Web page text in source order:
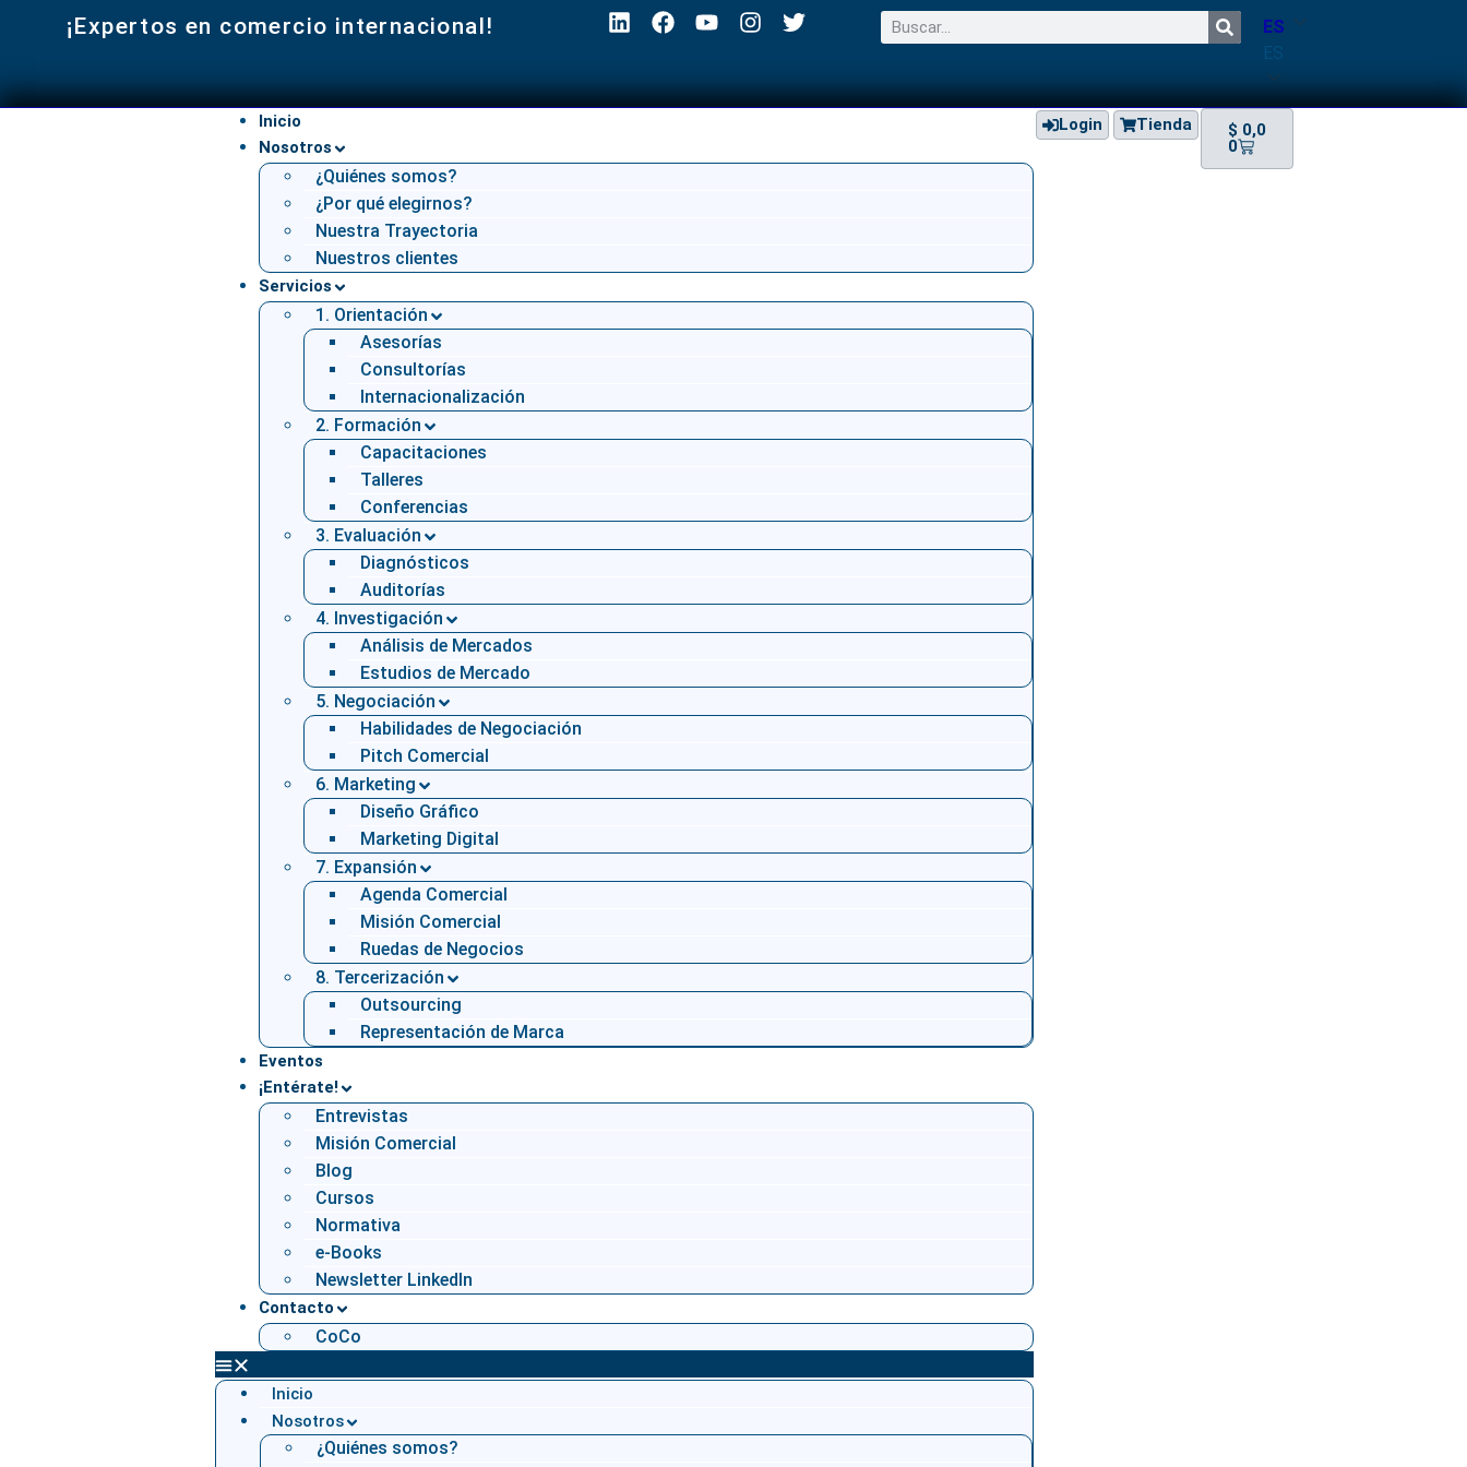
¡Expertos en comercio internacional!
ES
ES
Inicio
Nosotros
¿Quiénes somos?
¿Por qué elegirnos?
Nuestra Trayectoria
Nuestros clientes
Servicios
1. Orientación
Asesorías
Consultorías
Internacionalización
2. Formación
Capacitaciones
Talleres
Conferencias
3. Evaluación
Diagnósticos
Auditorías
4. Investigación
Análisis de Mercados
Estudios de Mercado
5. Negociación
Habilidades de Negociación
Pitch Comercial
6. Marketing
Diseño Gráfico
Marketing Digital
7. Expansión
Agenda Comercial
Misión Comercial
Ruedas de Negocios
8. Tercerización
Outsourcing
Representación de Marca
Eventos
¡Entérate!
Entrevistas
Misión Comercial
Blog
Cursos
Normativa
e-Books
Newsletter LinkedIn
Contacto
CoCo
Inicio
Nosotros
¿Quiénes somos?
Login Tienda $ 0,0
0